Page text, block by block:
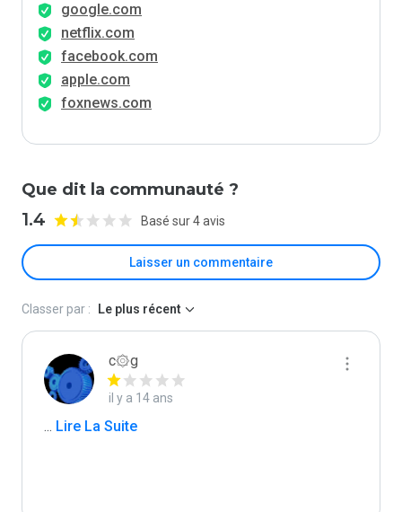
google.com
netflix.com
facebook.com
apple.com
foxnews.com
Que dit la communauté ?
1.4 Basé sur 4 avis
Laisser un commentaire
Classer par : Le plus récent
c۞g
il y a 14 ans
... Lire La Suite